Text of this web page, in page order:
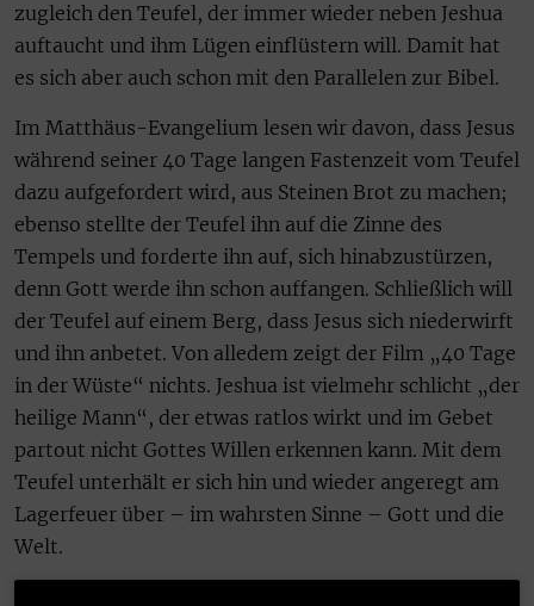
zugleich den Teufel, der immer wieder neben Jeshua
auftaucht und ihm Lügen einflüstern will. Damit hat
es sich aber auch schon mit den Parallelen zur Bibel.
Im Matthäus-Evangelium lesen wir davon, dass Jesus
während seiner 40 Tage langen Fastenzeit vom Teufel
dazu aufgefordert wird, aus Steinen Brot zu machen;
ebenso stellte der Teufel ihn auf die Zinne des
Tempels und forderte ihn auf, sich hinabzustürzen,
denn Gott werde ihn schon auffangen. Schließlich will
der Teufel auf einem Berg, dass Jesus sich niederwirft
und ihn anbetet. Von alledem zeigt der Film „40 Tage
in der Wüste“ nichts. Jeshua ist vielmehr schlicht „der
heilige Mann“, der etwas ratlos wirkt und im Gebet
partout nicht Gottes Willen erkennen kann. Mit dem
Teufel unterhält er sich hin und wieder angeregt am
Lagerfeuer über – im wahrsten Sinne – Gott und die
Welt.